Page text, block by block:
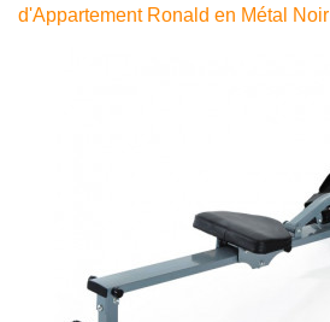
d'Appartement Ronald en Métal Noir